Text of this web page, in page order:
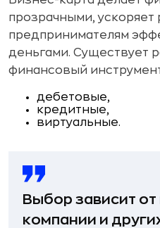
прозрачными, ускоряет
предпринимателям
деньгами. Существует
финансовый
дебетовые,
кредитные,
виртуальные.
Выбор зависит
компании и